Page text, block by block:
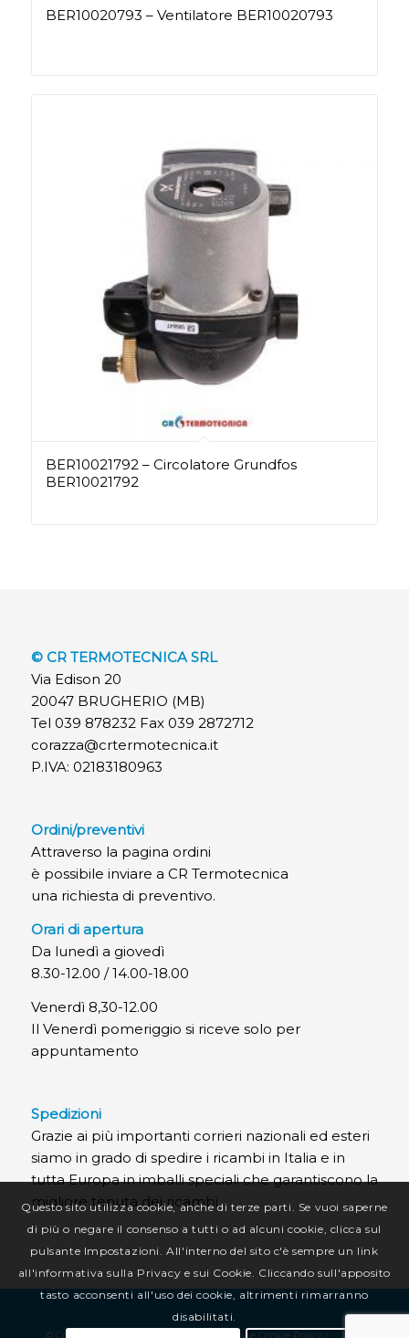
BER10020793 – Ventilatore BER10020793
BER10021792 – Circolatore Grundfos
BER10021792
© CR TERMOTECNICA SRL
Via Edison 20
20047 BRUGHERIO (MB)
Tel 039 878232 Fax 039 2872712
corazza@crtermotecnica.it
P.IVA: 02183180963
Ordini/preventivi
Attraverso la pagina ordini
è possibile inviare a CR Termotecnica
una richiesta di preventivo.
Orari di apertura
Da lunedì a giovedì
8.30-12.00 / 14.00-18.00
Venerdì 8,30-12.00
Il Venerdì pomeriggio si riceve solo per
appuntamento
Spedizioni
Grazie ai più importanti corrieri nazionali ed esteri
siamo in grado di spedire i ricambi in Italia e in
tutta Europa in imballi speciali che garantiscono la
migliore tenuta dei ricambi.
Questo sito utilizza cookie, anche di terze parti. Se vuoi saperne
di più o negare il consenso a tutti o ad alcuni cookie, clicca sul
pulsante Impostazioni. All'interno del sito c'è sempre un link
all'informativa sulla Privacy e sui Cookie. Cliccando sull'apposito
tasto acconsenti all'uso dei cookie, altrimenti rimarranno
disabilitati.